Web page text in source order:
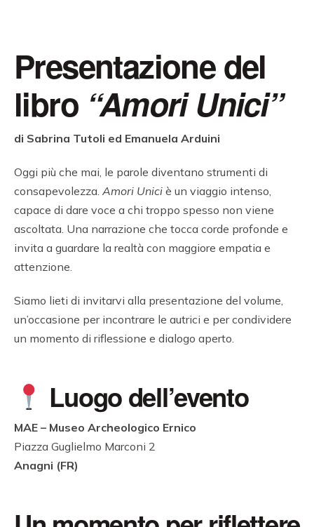
Presentazione del
libro “Amori Unici”
di Sabrina Tutoli ed Emanuela Arduini
Oggi più che mai, le parole diventano strumenti di
consapevolezza. Amori Unici è un viaggio intenso,
capace di dare voce a chi troppo spesso non viene
ascoltata. Una narrazione che tocca corde profonde e
invita a guardare la realtà con maggiore empatia e
attenzione.
Siamo lieti di invitarvi alla presentazione del volume,
un’occasione per incontrare le autrici e per condividere
un momento di riflessione e dialogo aperto.
Luogo dell’evento
MAE – Museo Archeologico Ernico
Piazza Guglielmo Marconi 2
Anagni (FR)